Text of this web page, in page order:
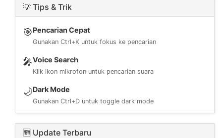
💡 Tips & Trik
🎯Pencarian Cepat
Gunakan Ctrl+K untuk fokus ke pencarian
🎤Voice Search
Klik ikon mikrofon untuk pencarian suara
🌙Dark Mode
Gunakan Ctrl+D untuk toggle dark mode
🆕 Update Terbaru